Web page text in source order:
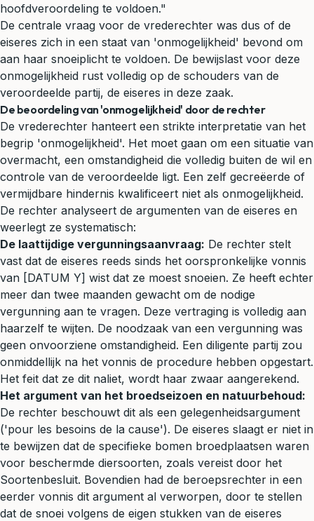
hoofdveroordeling te voldoen."
De centrale vraag voor de vrederechter was dus of de
eiseres zich in een staat van 'onmogelijkheid' bevond om
aan haar snoeiplicht te voldoen. De bewijslast voor deze
onmogelijkheid rust volledig op de schouders van de
veroordeelde partij, de eiseres in deze zaak.
De beoordeling van 'onmogelijkheid' door de rechter
De vrederechter hanteert een strikte interpretatie van het
begrip 'onmogelijkheid'. Het moet gaan om een situatie van
overmacht, een omstandigheid die volledig buiten de wil en
controle van de veroordeelde ligt. Een zelf gecreëerde of
vermijdbare hindernis kwalificeert niet als onmogelijkheid.
De rechter analyseert de argumenten van de eiseres en
weerlegt ze systematisch:
De laattijdige vergunningsaanvraag: De rechter stelt
vast dat de eiseres reeds sinds het oorspronkelijke vonnis
van [DATUM Y] wist dat ze moest snoeien. Ze heeft echter
meer dan twee maanden gewacht om de nodige
vergunning aan te vragen. Deze vertraging is volledig aan
haarzelf te wijten. De noodzaak van een vergunning was
geen onvoorziene omstandigheid. Een diligente partij zou
onmiddellijk na het vonnis de procedure hebben opgestart.
Het feit dat ze dit naliet, wordt haar zwaar aangerekend.
Het argument van het broedseizoen en natuurbehoud:
De rechter beschouwt dit als een gelegenheidsargument
('pour les besoins de la cause'). De eiseres slaagt er niet in
te bewijzen dat de specifieke bomen broedplaatsen waren
voor beschermde diersoorten, zoals vereist door het
Soortenbesluit. Bovendien had de beroepsrechter in een
eerder vonnis dit argument al verworpen, door te stellen
dat de snoei volgens de eigen stukken van de eiseres